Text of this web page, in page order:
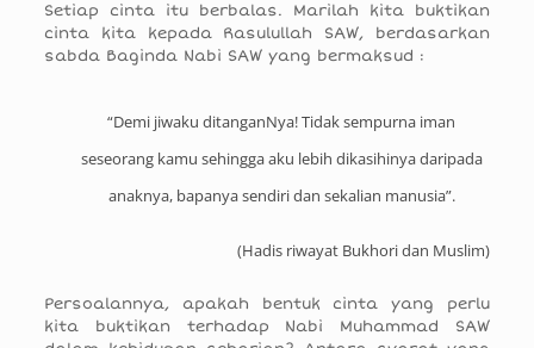
Setiap cinta itu berbalas. Marilah kita buktikan
cinta kita kepada Rasulullah SAW, berdasarkan
sabda Baginda Nabi SAW yang bermaksud :
“Demi jiwaku ditanganNya! Tidak sempurna iman
seseorang kamu sehingga aku lebih dikasihinya daripada
anaknya, bapanya sendiri dan sekalian manusia”.
(Hadis riwayat Bukhori dan Muslim)
Persoalannya, apakah bentuk cinta yang perlu
kita buktikan terhadap Nabi Muhammad SAW